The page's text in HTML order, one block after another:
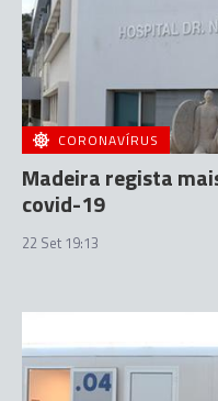
CORONAVÍRUS
Madeira regista
covid-19
22 Set 19:13